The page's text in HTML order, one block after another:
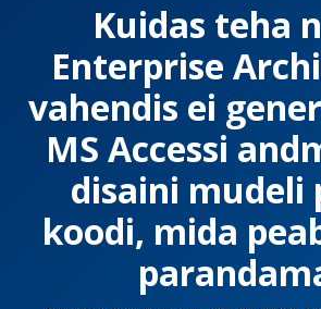
Kuidas teha
Enterprise
vahendis ei
MS Accessi
disaini mudeli
koodi, mida